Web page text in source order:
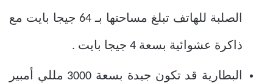
الصلبة للهاتف تبلغ مساحتها بـ 64 جيجا بايت مع
ذاكرة عشوائية بسعة 4 جيجا بايت .
البطارية قد تكون جيدة بسعة 3000 مللي أمبير